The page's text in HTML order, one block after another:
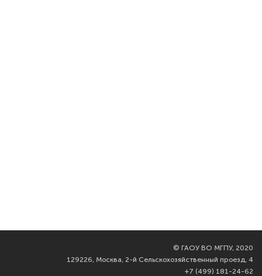
© ГАОУ ВО МГПУ, 2020
129226, Москва, 2-й Сельскохозяйственный проезд, 4
+7 (499) 181-24-62